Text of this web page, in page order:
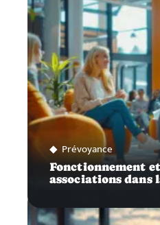
Prévoyance
Fonctionnement
associations dans